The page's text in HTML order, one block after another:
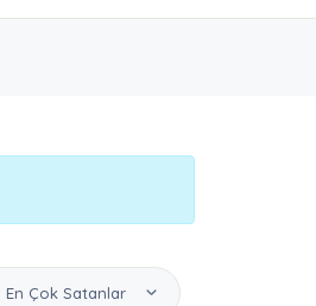
En Çok Satanlar